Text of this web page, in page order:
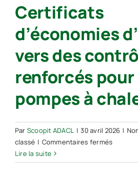
nouveau
programme
CEE
PEPITE
financé
par
les
certificats
d’économies
d’énergie
Certificats
d’économies
vers des
renforcés pour
pompes à
Par Scoopit ADACL | 30 avril 2026 |
classé | Commentaires ferméssur
Lire la suite